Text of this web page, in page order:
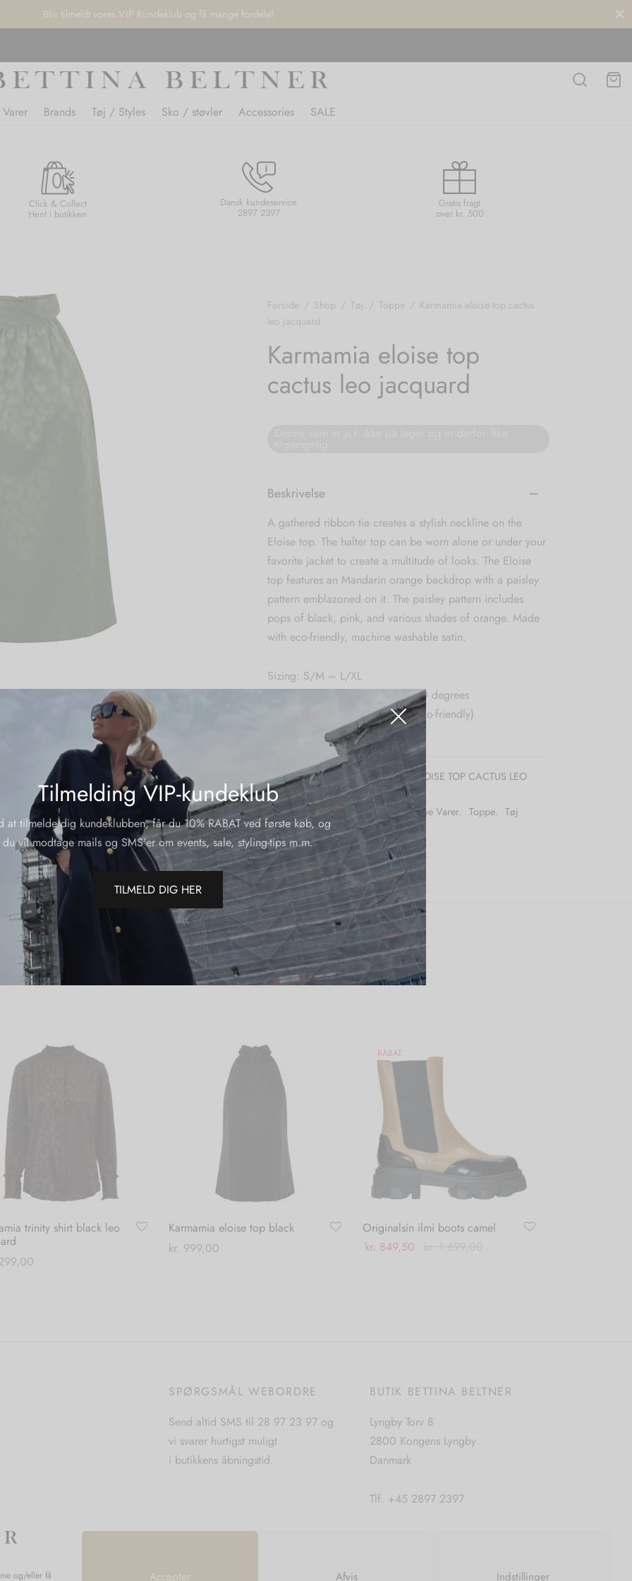
Tilmelding VIP-kundeklub
at tilmelde dig kundeklubben, får du 10% RABAT ved første køb, og
du vil modtage mails og SMS'er om events, sale, styling-tips m.m.
TILMELD DIG HER
og/eller få Accepter Afvis Indstillinger
Bliv tilmeldt vores VIP Kundeklub og få mange fordele!
Brands Tøj / Styles Sko / støvler Accessories SALE
Click & Collect
Hent i butikken
Dansk kundeservice
2897 2397
Gratis fragt
over kr. 500
Forside / Shop / Tøj / Toppe / Karmamia eloise top cactus
leo jacquard
Karmamia eloise top
cactus leo jacquard
Beskrivelse
A gathered ribbon tie creates a stylish neckline on the
Eloise top. The halter top can be worn alone or under your
favorite jacket to create a multitude of looks. The Eloise
top features an Mandarin orange backdrop with a paisley
pattern emblazoned on it. The paisley pattern includes
pops of black, pink, and various shades of orange. Made
with eco-friendly, machine washable satin.
Sizing: S/M – L/XL
Wash care: Machine washable 30 degrees
Material: 100 % satin terylene (eco-friendly)
Origin: Made in Dubai
Varenummer (SKU):
KARMAMIA ELOISE TOP CACTUS LEO
JACQUARD
Kategorier: Karmamia Mærker, Nye Varer, Toppe, Tøj
Del
trinity shirt black leo
Karmamia eloise top black
kr. 999,00
vælges
på
varesiden
RABAT
Originalsin ilmi boots camel
kr. 849,50
vælges
varesiden
SPØRGSMÅL WEBORDRE
Send altid SMS til 28 97 23 97 og
vi svarer hurtigst muligt
i butikkens åbningstid.
BUTIK BETTINA BELTNER
Lyngby Torv 8
2800 Kongens Lyngby
Danmark
Tlf. +45 2897 2397